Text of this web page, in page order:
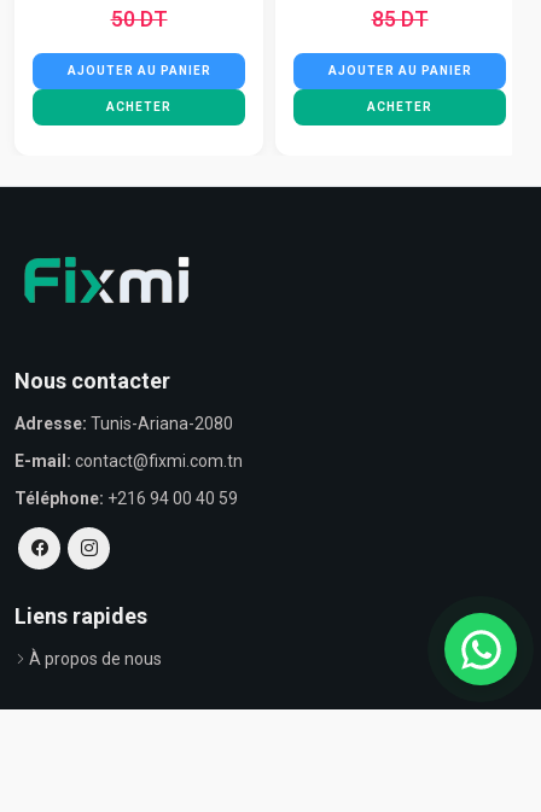
50 DT
AJOUTER AU PANIER
ACHETER
85 DT
AJOUTER AU PANIER
ACHETER
Nous contacter
Adresse: Tunis-Ariana-2080
E-mail: contact@fixmi.com.tn
Téléphone: +216 94 00 40 59
Liens rapides
À propos de nous